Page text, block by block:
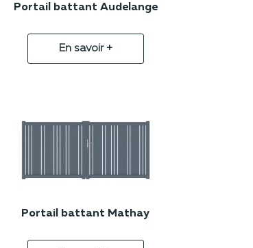
Portail battant Audelange
En savoir +
Portail battant Mathay